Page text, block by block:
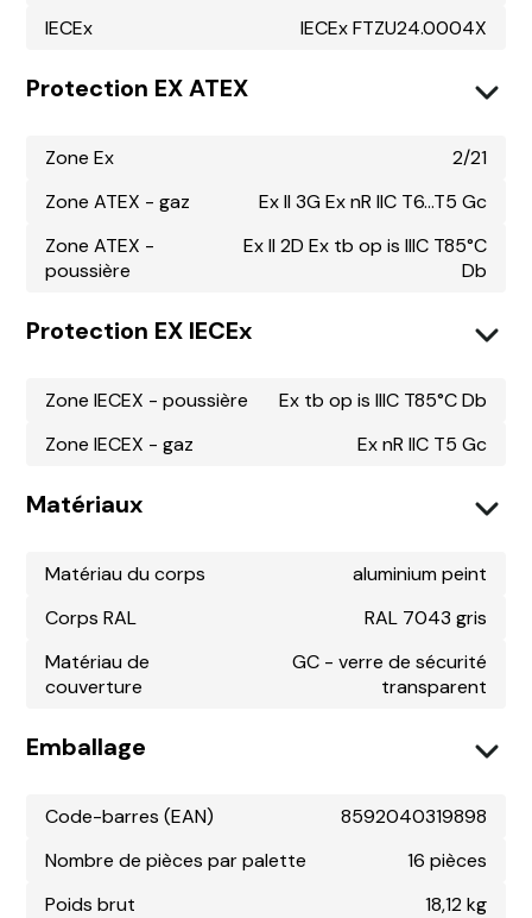
IECEx
IECEx FTZU24.0004X
Protection EX ATEX
Zone Ex
2/21
Zone ATEX - gaz
Ex II 3G Ex nR IIC T6...T5 Gc
Zone ATEX -
poussière
Ex II 2D Ex tb op is IIIC T85°C
Db
Protection EX IECEx
Zone IECEX - poussière
Ex tb op is IIIC T85°C Db
Zone IECEX - gaz
Ex nR IIC T5 Gc
Matériaux
Matériau du corps
aluminium peint
Corps RAL
RAL 7043 gris
Matériau de
couverture
GC - verre de sécurité
transparent
Emballage
Code-barres (EAN)
8592040319898
Nombre de pièces par palette
16 pièces
Poids brut
18,12 kg